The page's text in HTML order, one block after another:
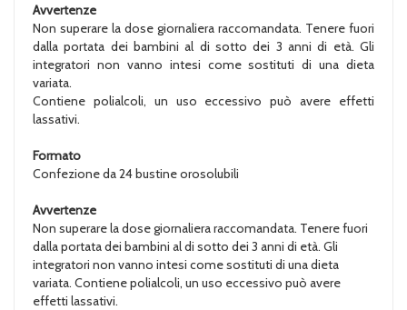
Avvertenze
Non superare la dose giornaliera raccomandata. Tenere fuori
dalla portata dei bambini al di sotto dei 3 anni di età. Gli
integratori non vanno intesi come sostituti di una dieta
variata.
Contiene polialcoli, un uso eccessivo può avere effetti
lassativi.
Formato
Confezione da 24 bustine orosolubili
Avvertenze
Non superare la dose giornaliera raccomandata. Tenere fuori
dalla portata dei bambini al di sotto dei 3 anni di età. Gli
integratori non vanno intesi come sostituti di una dieta
variata. Contiene polialcoli, un uso eccessivo può avere
effetti lassativi.